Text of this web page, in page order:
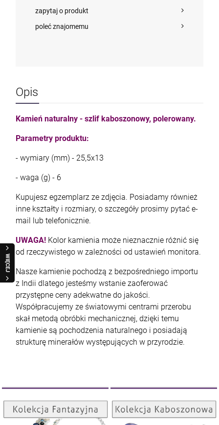
WIĘCEJ
zapytaj o produkt
poleć znajomemu
Opis
Kamień naturalny - szlif kaboszonowy, polerowany.
Parametry produktu:
- wymiary (mm) - 25,5x13
- waga (g) - 6
Kupujesz egzemplarz ze zdjęcia. Posiadamy również
inne kształty i rozmiary, o szczegóły prosimy pytać e-
mail lub telefonicznie.
UWAGA! Kolor kamienia może nieznacznie różnić się
od rzeczywistego w zależności od ustawień monitora.
Nasze kamienie pochodzą z bezpośredniego importu
z Indii dlatego jesteśmy wstanie zaoferować
przystępne ceny adekwatne do jakości.
Współpracujemy ze światowymi centrami przerobu
skał metodą obróbki mechanicznej, dzięki temu
kamienie są pochodzenia naturalnego i posiadają
strukturę minerałów występujących w przyrodzie.
Kolekcja Fantazyjna
ZOBACZ
Kolekcja Kaboszonowa
ZOBACZ